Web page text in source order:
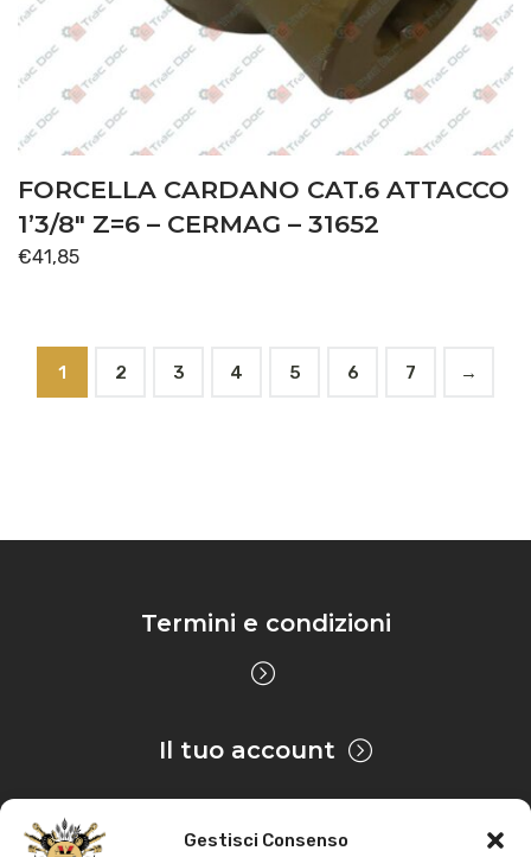
Gestisci Consenso
FORCELLA CARDANO CAT.6 ATTACCO
1’3/8″ Z=6 – CERMAG – 31652
€41,85
1 2 3 4 5 6 7 →
Termini e condizioni
Il tuo account
Privacy & Cookie